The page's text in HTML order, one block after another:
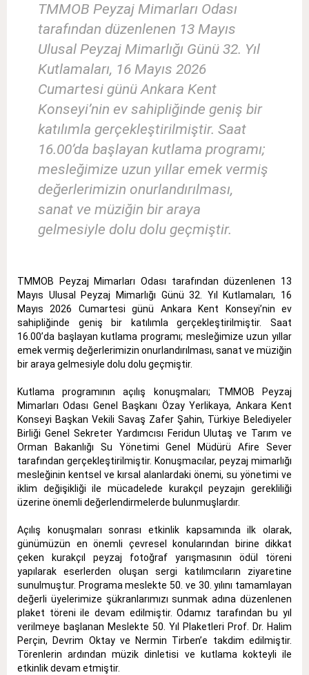
TMMOB Peyzaj Mimarları Odası
tarafından düzenlenen 13 Mayıs
Ulusal Peyzaj Mimarlığı Günü 32. Yıl
Kutlamaları, 16 Mayıs 2026
Cumartesi günü Ankara Kent
Konseyi’nin ev sahipliğinde geniş bir
katılımla gerçekleştirilmiştir. Saat
16.00’da başlayan kutlama programı;
mesleğimize uzun yıllar emek vermiş
değerlerimizin onurlandırılması,
sanat ve müziğin bir araya
gelmesiyle dolu dolu geçmiştir.
TMMOB Peyzaj Mimarları Odası tarafından düzenlenen 13
Mayıs Ulusal Peyzaj Mimarlığı Günü 32. Yıl Kutlamaları, 16
Mayıs 2026 Cumartesi günü Ankara Kent Konseyi’nin ev
sahipliğinde geniş bir katılımla gerçekleştirilmiştir. Saat
16.00’da başlayan kutlama programı; mesleğimize uzun yıllar
emek vermiş değerlerimizin onurlandırılması, sanat ve müziğin
bir araya gelmesiyle dolu dolu geçmiştir.
Kutlama programının açılış konuşmaları; TMMOB Peyzaj
Mimarları Odası Genel Başkanı Özay Yerlikaya, Ankara Kent
Konseyi Başkan Vekili Savaş Zafer Şahin, Türkiye Belediyeler
Birliği Genel Sekreter Yardımcısı Feridun Ulutaş ve Tarım ve
Orman Bakanlığı Su Yönetimi Genel Müdürü Afire Sever
tarafından gerçekleştirilmiştir. Konuşmacılar, peyzaj mimarlığı
mesleğinin kentsel ve kırsal alanlardaki önemi, su yönetimi ve
iklim değişikliği ile mücadelede kurakçıl peyzajın gerekliliği
üzerine önemli değerlendirmelerde bulunmuşlardır.
Açılış konuşmaları sonrası etkinlik kapsamında ilk olarak,
günümüzün en önemli çevresel konularından birine dikkat
çeken kurakçıl peyzaj fotoğraf yarışmasının ödül töreni
yapılarak eserlerden oluşan sergi katılımcıların ziyaretine
sunulmuştur. Programa meslekte 50. ve 30. yılını tamamlayan
değerli üyelerimize şükranlarımızı sunmak adına düzenlenen
plaket töreni ile devam edilmiştir. Odamız tarafından bu yıl
verilmeye başlanan Meslekte 50. Yıl Plaketleri Prof. Dr. Halim
Perçin, Devrim Oktay ve Nermin Tirben’e takdim edilmiştir.
Törenlerin ardından müzik dinletisi ve kutlama kokteyli ile
etkinlik devam etmiştir.